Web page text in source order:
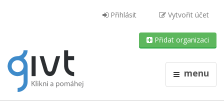
Přihlásit Vytvořit účet
Přidat organizaci
menu